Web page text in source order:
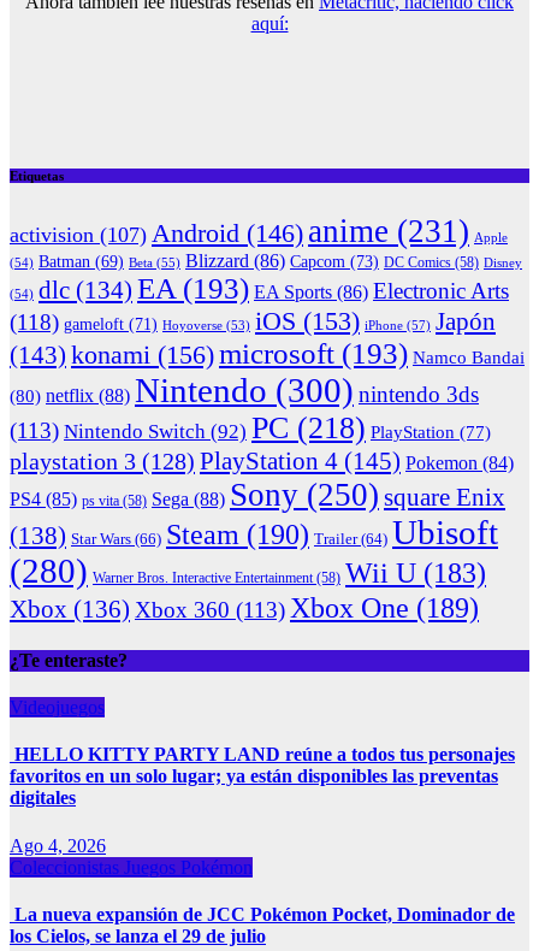
aquí:
Etiquetas
activision (107) Android (146) anime (231) Apple
(54) Batman (69) Beta (55) Blizzard (86) Capcom (73) DC Comics (58) Disney
(54) dlc (134) EA (193) EA Sports (86) Electronic Arts
(118) gameloft (71) Hoyoverse (53) iOS (153) iPhone (57) Japón
(143) konami (156)microsoft (193) Namco Bandai
(80) netflix (88) Nintendo (300) nintendo 3ds
(113) Nintendo Switch (92) PC (218) PlayStation (77)
playstation 3 (128) PlayStation 4 (145) Pokemon (84)
PS4 (85) ps vita (58) Sega (88) Sony (250) square Enix
(138) Star Wars (66) Steam (190) Trailer(64) Ubisoft
(280) Warner Bros. Interactive Entertainment(58) Wii U (183)
Xbox (136) Xbox 360 (113) Xbox One (189)
¿Te enteraste?
Videojuegos
HELLO KITTY PARTY LAND reúne a todos tus personajes
favoritos en un solo lugar; ya están disponibles las preventas
digitales
Ago 4, 2026
Coleccionistas Juegos Pokémon
La nueva expansión de JCC Pokémon Pocket, Dominador de
los Cielos, se lanza el 29 de julio